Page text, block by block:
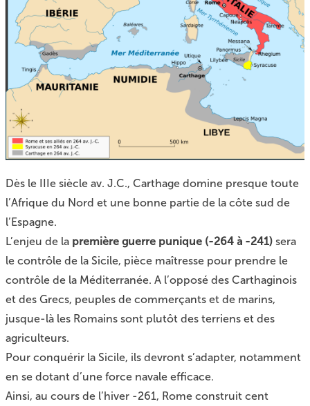
Dès le IIIe siècle av. J.C., Carthage domine presque toute
l’Afrique du Nord et une bonne partie de la côte sud de
l’Espagne.
L’enjeu de la première guerre punique (-264 à -241) sera
le contrôle de la Sicile, pièce maîtresse pour prendre le
contrôle de la Méditerranée. A l’opposé des Carthaginois
et des Grecs, peuples de commerçants et de marins,
jusque-là les Romains sont plutôt des terriens et des
agriculteurs.
Pour conquérir la Sicile, ils devront s’adapter, notamment
en se dotant d’une force navale efficace.
Ainsi, au cours de l’hiver -261, Rome construit cent